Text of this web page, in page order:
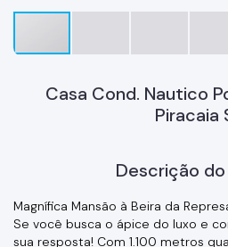
Casa Cond. Nautico
Piracaia
Descrição
Magnífica Mansão à Beira da
Se você busca o ápice do luxo e
sua resposta! Com 1.100 metros